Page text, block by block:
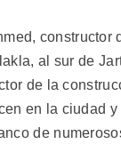
constructor
al sur de
de la
en la ciudad y
de